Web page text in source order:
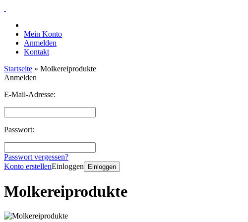
Mein Konto
Anmelden
Kontakt
Startseite » Molkereiprodukte
Anmelden
E-Mail-Adresse:
Passwort:
Passwort vergessen?
Konto erstellenEinloggen Einloggen
Molkereiprodukte